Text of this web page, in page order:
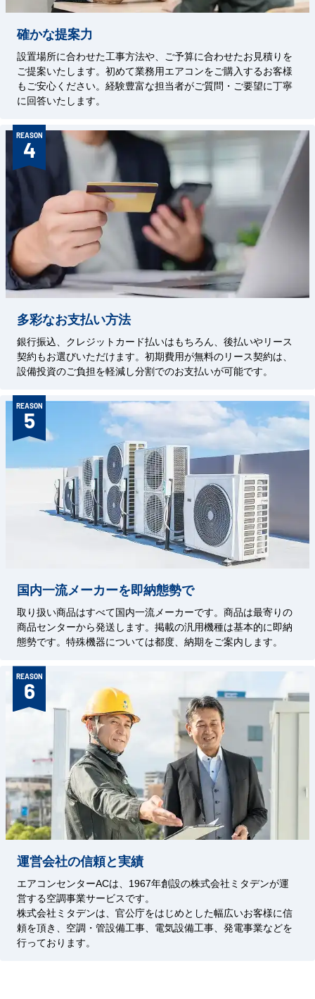
確かな提案力
設置場所に合わせた工事方法や、ご予算に合わせたお見積りを
ご提案いたします。初めて業務用エアコンをご購入するお客様
もご安心ください。経験豊富な担当者がご質問・ご要望に丁寧
に回答いたします。
REASON
4
多彩なお支払い方法
銀行振込、クレジットカード払いはもちろん、後払いやリース
契約もお選びいただけます。初期費用が無料のリース契約は、
設備投資のご負担を軽減し分割でのお支払いが可能です。
REASON
5
国内一流メーカーを即納態勢で
取り扱い商品はすべて国内一流メーカーです。商品は最寄りの
商品センターから発送します。掲載の汎用機種は基本的に即納
態勢です。特殊機器については都度、納期をご案内します。
REASON
6
運営会社の信頼と実績
エアコンセンターACは、1967年創設の株式会社ミタデンが運
営する空調事業サービスです。
株式会社ミタデンは、官公庁をはじめとした幅広いお客様に信
頼を頂き、空調・管設備工事、電気設備工事、発電事業などを
行っております。